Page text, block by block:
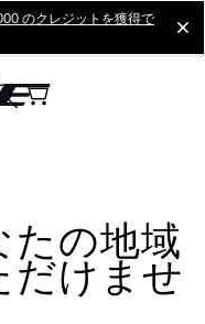
のクレジットを獲得で
たの地域
だけませ